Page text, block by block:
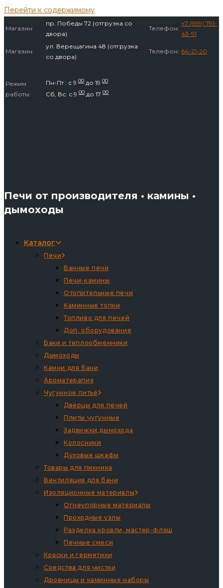
Перейти к содержимому
Магазин:
пр. Победы 72 (отгрузка со
двора)
Телефон:
+7 (999) 791-
43-91
Магазин:
ул. Верещагина 48 (отгрузка
со двора)
Телефон: 64-21-20
Режим
работы:
Пн-Пт : с 9 00 до 19 00
Сб, Вс: с 9 00 до 17 00
Печи от производителя • камины •
дымоходы
Каталог
Печи
Банные печи
Печи-камины
Отопительные печи
Каминные топки
Топливо для печей
Доп. оборудование
Баки и теплообменники
Дымоходы
Камни для бани
Ароматерапия
Чугунное литьё
Дверцы для печей
Плиты чугунные
Задвижки дымохода
Колосники
Духовые шкафы
Товары для пикника
Вентиляция для бани
Изоляционные материалы
Огнеупорные материалы
Проходные узлы
Разделка кровли, мастер-флэш
Печные смеси
Краски и герметики
Средства для чистки
Дровницы и каминные наборы